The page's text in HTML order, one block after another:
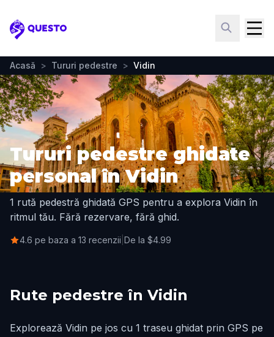
Questo
Acasă > Tururi pedestre > Vidin
Tururi pedestre ghidate
personal în Vidin
1 rută pedestră ghidată GPS pentru a explora Vidin în
ritmul tău. Fără rezervare, fără ghid.
4.6 pe baza a 13 recenzii De la $4.99
Rute pedestre în Vidin
Explorează Vidin pe jos cu 1 traseu ghidat prin GPS pe